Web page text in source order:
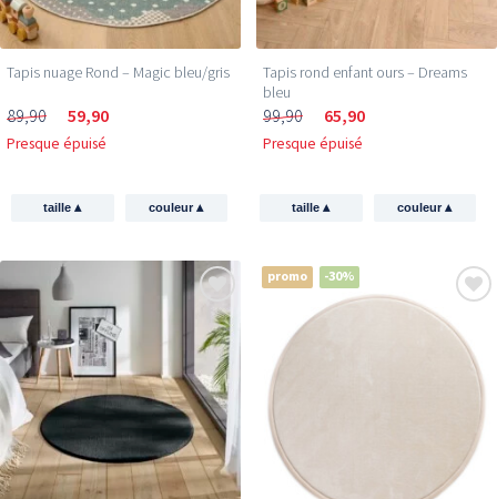
Tapis nuage Rond – Magic bleu/gris
89,90 59,90
Presque épuisé
taille▴ couleur▴
Tapis rond enfant ours – Dreams
bleu
99,90 65,90
Presque épuisé
taille▴ couleur▴
promo -30%